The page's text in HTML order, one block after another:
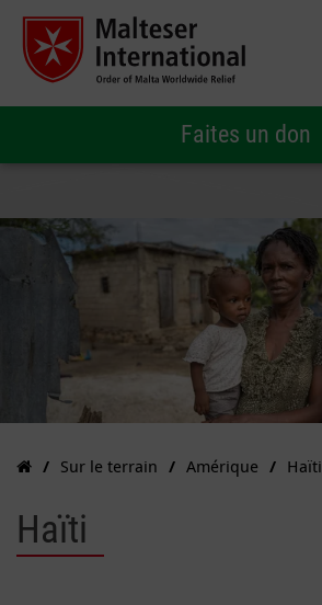
Faites un don
Sur le terrain Amérique Haïti
Haïti